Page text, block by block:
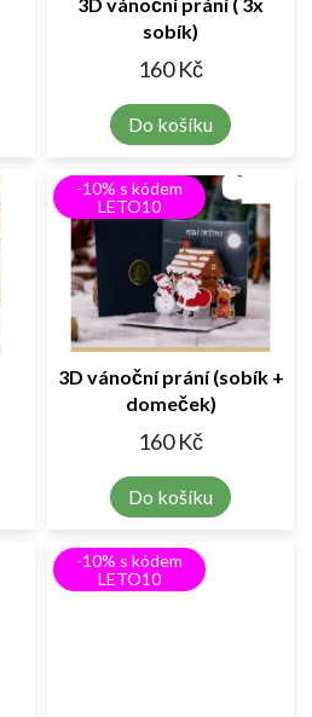
sobík)
160 Kč
Do košíku
-10% s kódem
LETO10
3D vánoční prání (sobík +
domeček)
160 Kč
Do košíku
-10% s kódem
LETO10